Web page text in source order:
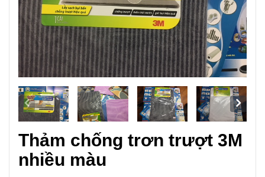
Thảm chống trơn trượt 3M
nhiều màu